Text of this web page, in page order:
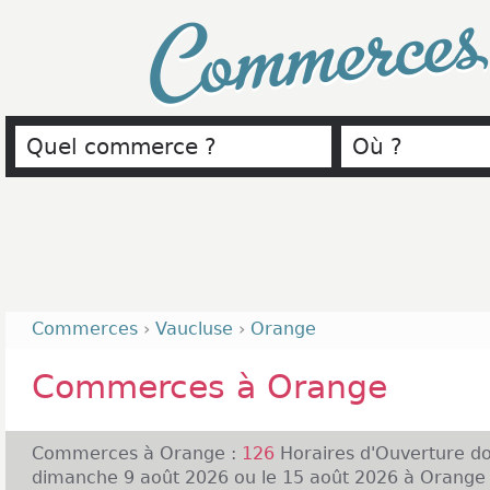
Commerces › Vaucluse › Orange
Commerces à Orange
Commerces à Orange : 126 Horaires d'Ouverture
dimanche 9 août 2026 ou le 15 août 2026 à Orange